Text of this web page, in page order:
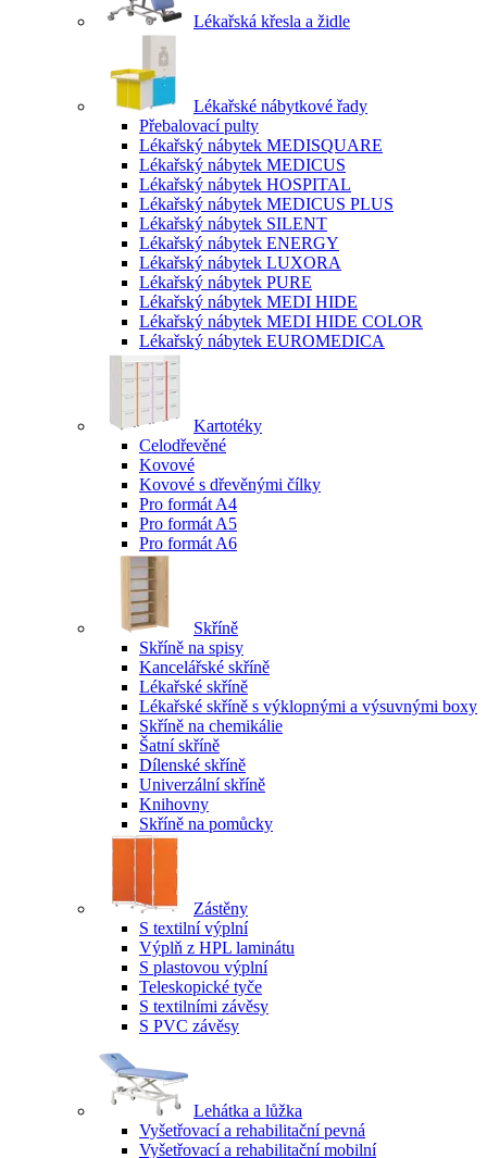
Lékařská křesla a židle
Lékařské nábytkové řady
Přebalovací pulty
Lékařský nábytek MEDISQUARE
Lékařský nábytek MEDICUS
Lékařský nábytek HOSPITAL
Lékařský nábytek MEDICUS PLUS
Lékařský nábytek SILENT
Lékařský nábytek ENERGY
Lékařský nábytek LUXORA
Lékařský nábytek PURE
Lékařský nábytek MEDI HIDE
Lékařský nábytek MEDI HIDE COLOR
Lékařský nábytek EUROMEDICA
Kartotéky
Celodřevěné
Kovové
Kovové s dřevěnými čílky
Pro formát A4
Pro formát A5
Pro formát A6
Skříně
Skříně na spisy
Kancelářské skříně
Lékařské skříně
Lékařské skříně s výklopnými a výsuvnými boxy
Skříně na chemikálie
Šatní skříně
Dílenské skříně
Univerzální skříně
Knihovny
Skříně na pomůcky
Zástěny
S textilní výplní
Výplň z HPL laminátu
S plastovou výplní
Teleskopické tyče
S textilními závěsy
S PVC závěsy
Lehátka a lůžka
Vyšetřovací a rehabilitační pevná
Vyšetřovací a rehabilitační mobilní